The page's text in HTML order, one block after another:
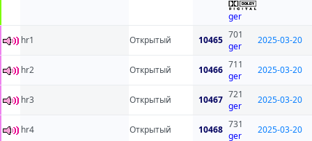
ger
hr1 Открытый 10465 701
ger
2025-03-20
hr2 Открытый 10466 711
ger
2025-03-20
hr3 Открытый 10467 721
ger
2025-03-20
hr4 Открытый 10468 731
ger
2025-03-20